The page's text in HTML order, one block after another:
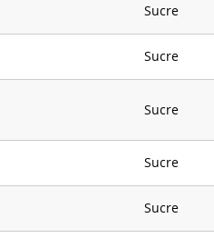
Sucre
Sucre
Sucre
Sucre
Sucre